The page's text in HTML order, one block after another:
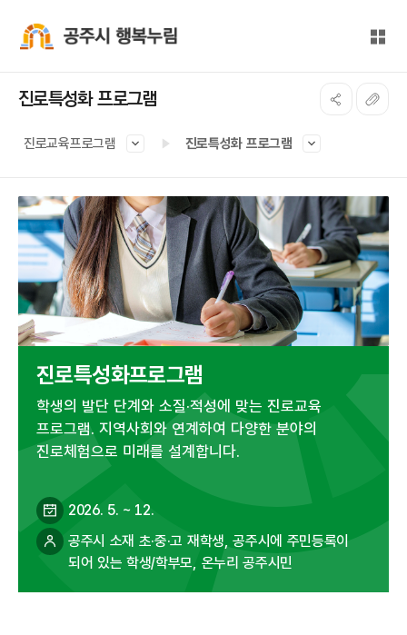
전체
진로특성화 프로그램
진로교육프로그램 진로특성화 프로그램
진로특성화프로그램
학생의 발단 단계와 소질·적성에 맞는 진로교육
프로그램. 지역사회와 연계하여 다양한 분야의
진로체험으로 미래를 설계합니다.
2026. 5. ~ 12.
공주시 소재 초·중·고 재학생, 공주시에 주민등록이
되어 있는 학생/학부모, 온누리 공주시민